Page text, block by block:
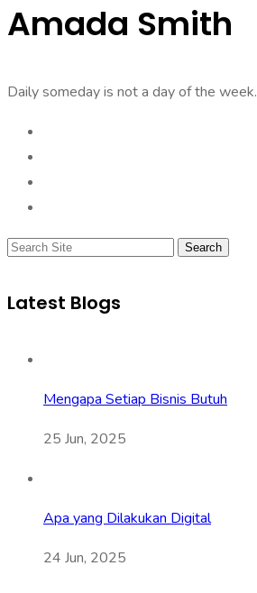
Amada Smith
Daily someday is not a day of the week.
Search
Latest Blogs
Mengapa Setiap Bisnis Butuh
25 Jun, 2025
Apa yang Dilakukan Digital
24 Jun, 2025